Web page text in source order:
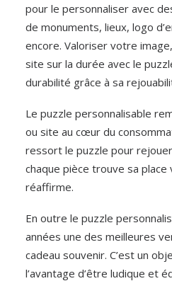
pour le personnaliser avec
de monuments, lieux, logo
encore. Valoriser votre
site sur la durée avec le
durabilité grâce à sa
Le puzzle personnalisable
ou site au cœur du
ressort le puzzle pour
chaque pièce trouve sa
réaffirme.
En outre le puzzle
années une des meilleures
cadeau souvenir. C’est un
l’avantage d’être ludique et